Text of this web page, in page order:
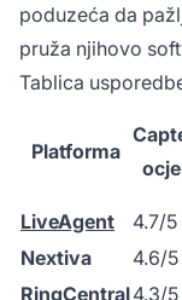
poduzeća da
pruža njihovo
Tablica
Platforma
LiveAgent 4.7/5
Nextiva
4.6/5
RingCentral4.3/5